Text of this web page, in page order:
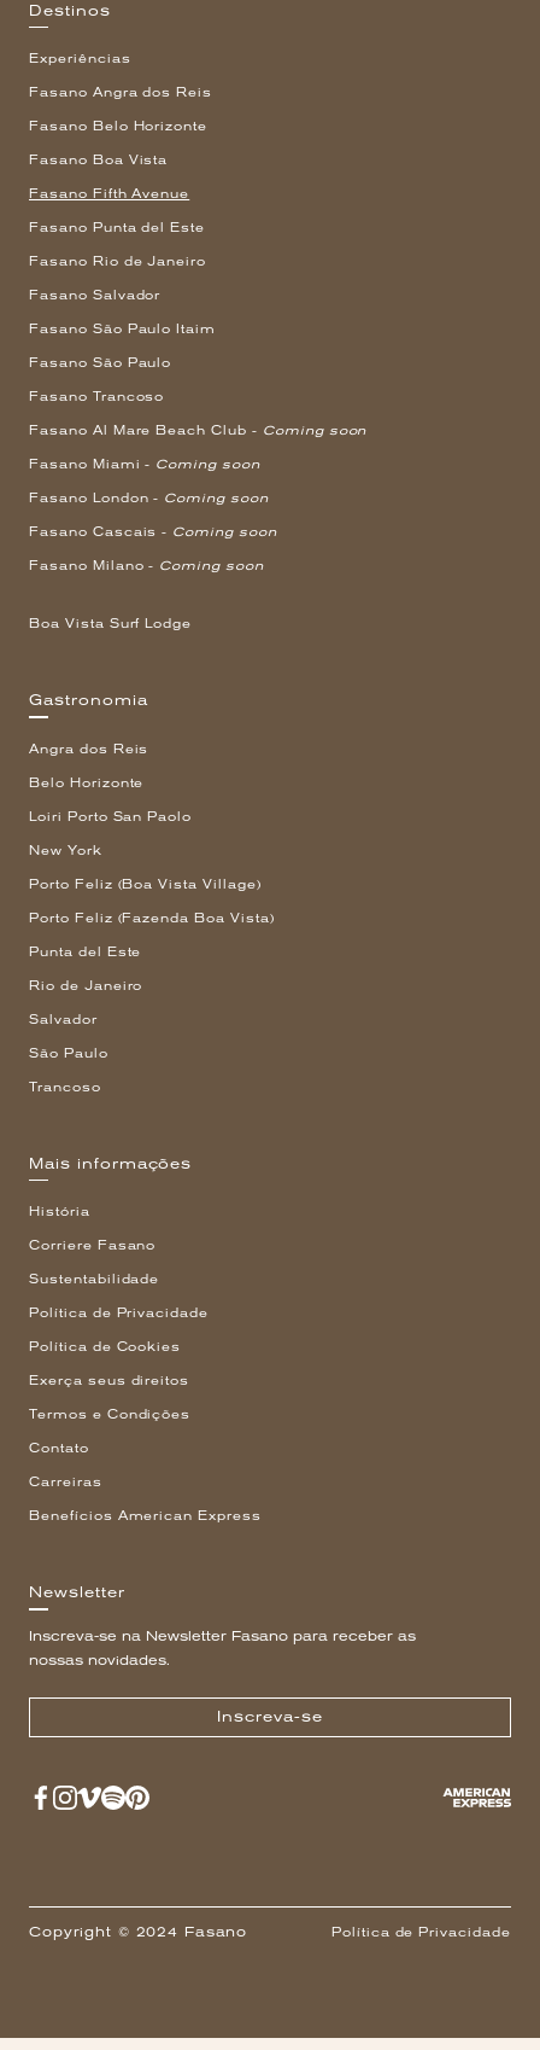
Destinos
Experiências
Fasano Angra dos Reis
Fasano Belo Horizonte
Fasano Boa Vista
Fasano Fifth Avenue
Fasano Punta del Este
Fasano Rio de Janeiro
Fasano Salvador
Fasano São Paulo Itaim
Fasano São Paulo
Fasano Trancoso
Fasano Al Mare Beach Club - Coming soon
Fasano Miami - Coming soon
Fasano London - Coming soon
Fasano Cascais - Coming soon
Fasano Milano - Coming soon
Boa Vista Surf Lodge
Gastronomia
Angra dos Reis
Belo Horizonte
Loiri Porto San Paolo
New York
Porto Feliz (Boa Vista Village)
Porto Feliz (Fazenda Boa Vista)
Punta del Este
Rio de Janeiro
Salvador
São Paulo
Trancoso
Mais informações
História
Corriere Fasano
Sustentabilidade
Política de Privacidade
Política de Cookies
Exerça seus direitos
Termos e Condições
Contato
Carreiras
Benefícios American Express
Newsletter
Inscreva-se na Newsletter Fasano para receber as
nossas novidades.
Inscreva-se
Copyright © 2024 Fasano Política de Privacidade